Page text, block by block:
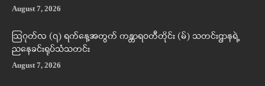
August 7, 2026
ဩဂုတ်လ (၇) ရက်နေ့အတွက် ကန္တာရဝတီတိုင်း (မ်) သတင်းဌာနရဲ့
ညနေခင်းရုပ်သံသတင်း
August 7, 2026